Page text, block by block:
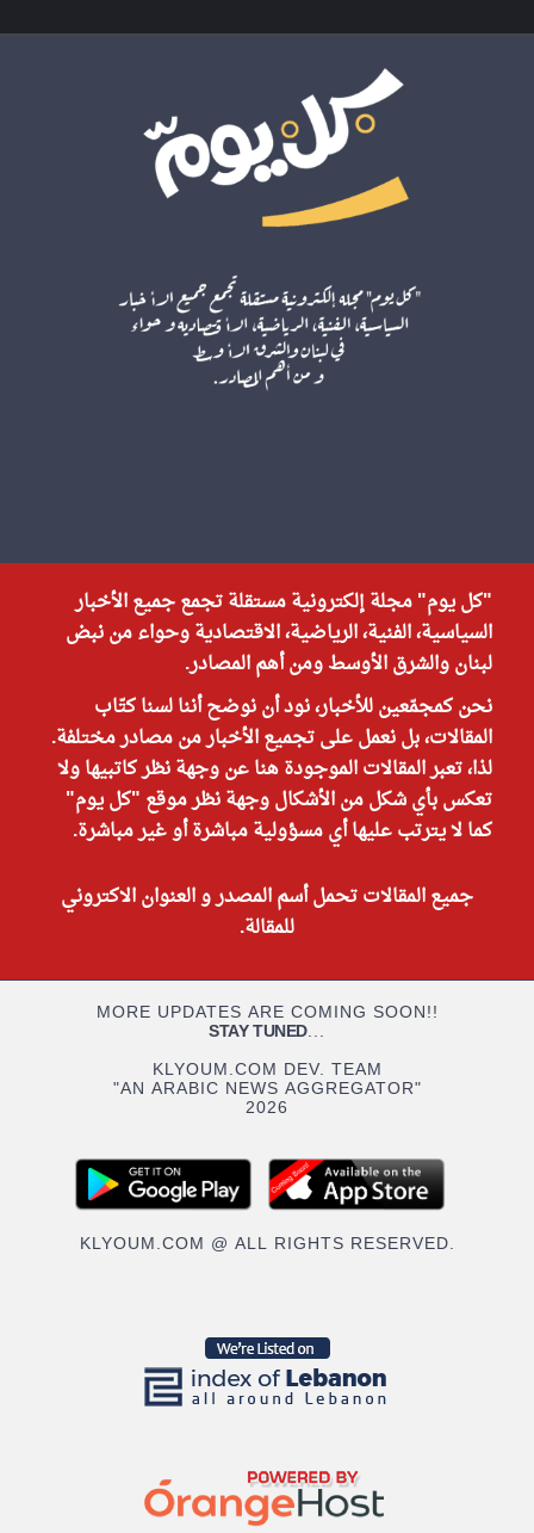
"كل يوم" مجلة إلكترونية مستقلة تجمع جميع الأخبار
السياسية، الفنية، الرياضية، الاقتصادية وحواء من نبض
لبنان والشرق الأوسط ومن أهم المصادر.
نحن كمجمّعين للأخبار، نود أن نوضح أننا لسنا كتّاب
المقالات، بل نعمل على تجميع الأخبار من مصادر مختلفة.
لذا، تعبر المقالات الموجودة هنا عن وجهة نظر كاتبيها ولا
تعكس بأي شكل من الأشكال وجهة نظر موقع "كل يوم"
كما لا يترتب عليها أي مسؤولية مباشرة أو غير مباشرة.
جميع المقالات تحمل أسم المصدر و العنوان الاكتروني
للمقالة.
MORE UPDATES ARE COMING SOON!!
STAY TUNED...
KLYOUM.COM DEV. TEAM
"AN ARABIC NEWS AGGREGATOR"
2026
KLYOUM.COM @ ALL RIGHTS RESERVED.